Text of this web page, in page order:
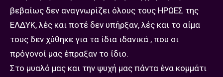
βεβαίως δεν αναγνωρίζει όλους τους ΗΡΩΕΣ της
ΕΛΔΥΚ, λές και ποτέ δεν υπήρξαν, λές και το αίμα
τους δεν χύθηκε για τα ίδια ιδανικά , που οι
πρόγονοί μας έπραξαν το ίδιο.
Στο μυαλό μας και την ψυχή μας πάντα ένα κομμάτι